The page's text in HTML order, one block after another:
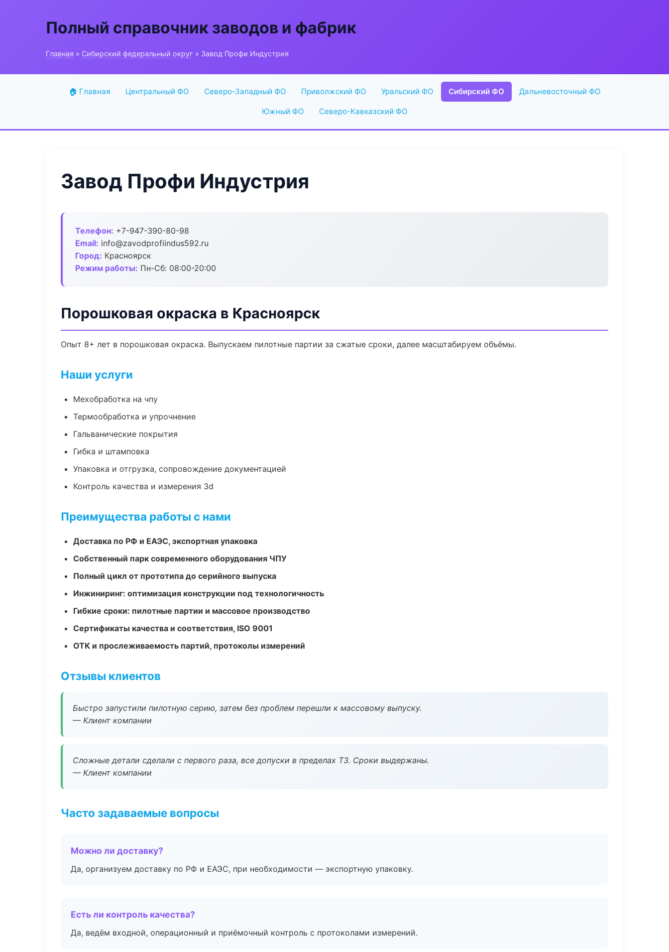
Полный справочник заводов и фабрик
Главная » Сибирский федеральный округ » Завод Профи Индустрия
🏠 Главная Центральный ФО Северо-Западный ФО Приволжский ФО Уральский ФО Сибирский ФО Дальневосточный ФО
Южный ФО Северо-Кавказский ФО
Завод Профи Индустрия
Телефон: +7-947-390-80-98
Email: info@zavodprofiindus592.ru
Город: Красноярск
Режим работы: Пн-Сб: 08:00-20:00
Порошковая окраска в Красноярск
Опыт 8+ лет в порошковая окраска. Выпускаем пилотные партии за сжатые сроки, далее масштабируем объёмы.
Наши услуги
Мехобработка на чпу
Термообработка и упрочнение
Гальванические покрытия
Гибка и штамповка
Упаковка и отгрузка, сопровождение документацией
Контроль качества и измерения 3d
Преимущества работы с нами
Доставка по РФ и ЕАЭС, экспортная упаковка
Собственный парк современного оборудования ЧПУ
Полный цикл от прототипа до серийного выпуска
Инжиниринг: оптимизация конструкции под технологичность
Гибкие сроки: пилотные партии и массовое производство
Сертификаты качества и соответствия, ISO 9001
ОТК и прослеживаемость партий, протоколы измерений
Отзывы клиентов
Быстро запустили пилотную серию, затем без проблем перешли к массовому выпуску.
— Клиент компании
Сложные детали сделали с первого раза, все допуски в пределах ТЗ. Сроки выдержаны.
— Клиент компании
Часто задаваемые вопросы
Можно ли доставку?
Да, организуем доставку по РФ и ЕАЭС, при необходимости — экспортную упаковку.
Есть ли контроль качества?
Да, ведём входной, операционный и приёмочный контроль с протоколами измерений.